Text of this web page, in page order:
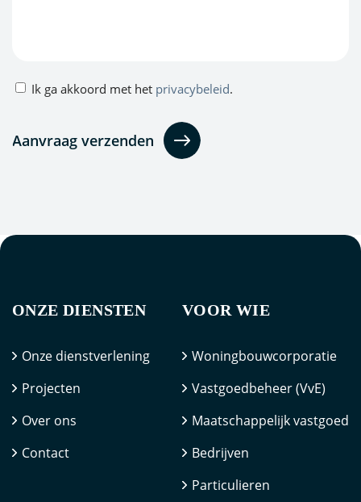
Privacybeleid
Ik ga akkoord met het privacybeleid.
ONZE DIENSTEN
Onze dienstverlening
Projecten
Over ons
Contact
VOOR WIE
Woningbouwcorporatie
Vastgoedbeheer (VvE)
Maatschappelijk vastgoed
Bedrijven
Particulieren